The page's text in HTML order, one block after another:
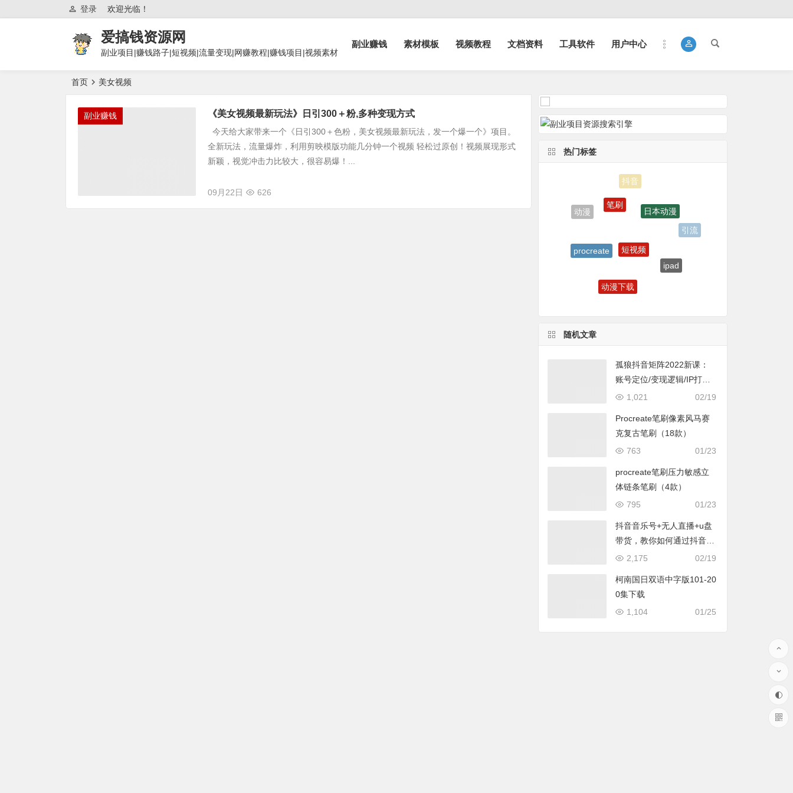
欢迎光临！
登录
爱搞钱资源网
副业项目|赚钱路子|短视频|流量变现|网赚教程|赚钱项目|视频素材
副业赚钱 素材模板 视频教程 文档资料 工具软件 用户中心
首页 美女视频
副业赚钱 《美女视频最新玩法》日引300＋粉,多种变现方式
今天给大家带来一个《日引300＋色粉，美女视频最新玩法，发一个爆一个》项目。
全新玩法，流量爆炸，利用剪映模版功能几分钟一个视频 轻松过原创！视频展现形式
新颖，视觉冲击力比较大，很容易爆！...
09月22日 626
热门标签
抖音
动漫
笔刷
日本动漫
引流
procreate
短视频
ipad
动漫下载
随机文章
孤狼抖音矩阵2022新课：
账号定位/变现逻辑/IP打造/
案例拆解
02/19
1,021
Procreate笔刷像素风马赛
克复古笔刷（18款）
01/23
763
procreate笔刷压力敏感立
体链条笔刷（4款）
01/23
795
抖音音乐号+无人直播+u盘
带货，教你如何通过抖音赚
钱
02/19
2,175
柯南国日双语中字版101-20
0集下载
01/25
1,104